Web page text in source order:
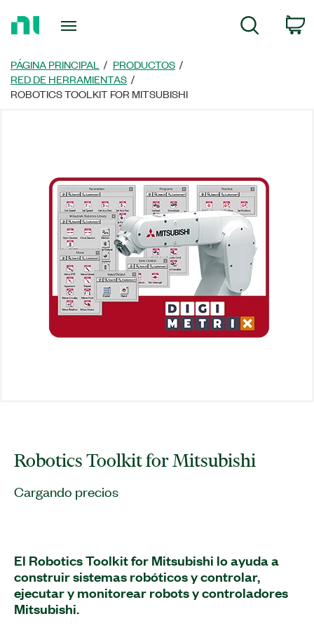
página
principal
Búsqueda
PÁGINA PRINCIPAL
PRODUCTOS
RED DE HERRAMIENTAS
ROBOTICS TOOLKIT FOR MITSUBISHI
Robotics Toolkit for Mitsubishi
Cargando precios
El Robotics Toolkit for Mitsubishi lo ayuda a
construir sistemas robóticos y controlar,
ejecutar y monitorear robots y controladores
Mitsubishi.